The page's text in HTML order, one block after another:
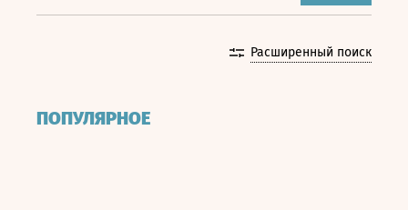
Расширенный поиск
ПОПУЛЯРНОЕ